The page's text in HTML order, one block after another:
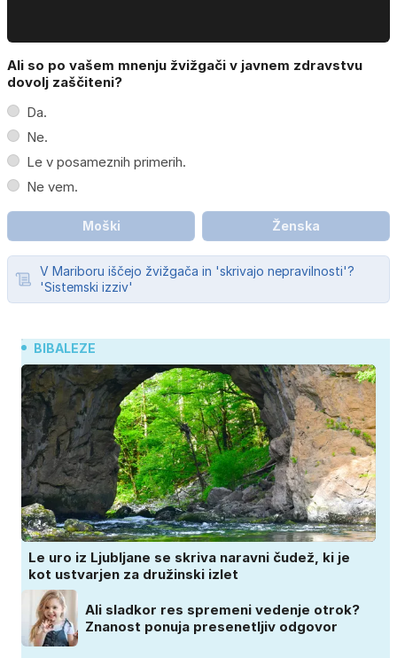
Ali so po vašem mnenju žvižgači v javnem zdravstvu
dovolj zaščiteni?
Da.
Ne.
Le v posameznih primerih.
Ne vem.
Moški Ženska
V Mariboru iščejo žvižgača in 'skrivajo nepravilnosti'?
'Sistemski izziv'
BIBALEZE
Le uro iz Ljubljane se skriva naravni čudež, ki je
kot ustvarjen za družinski izlet
Ali sladkor res spremeni vedenje otrok?
Znanost ponuja presenetljiv odgovor